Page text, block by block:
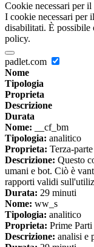
Cookie necessari per
I cookie necessari per
disabilitati. È possibile
policy.
padlet.com
Nome
Tipologia
Proprieta
Descrizione
Durata
Nome: __cf_bm
Tipologia: analitico
Proprieta: Terza-parte
Descrizione: Questo
umani e bot. Ciò è
rapporti validi
Durata: 29 minuti
Nome: ww_s
Tipologia: analitico
Proprieta: Prime Parti
Descrizione: analisi e